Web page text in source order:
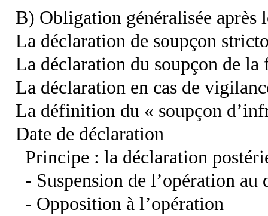
B) Obligation généralisée après
La déclaration de soupçon
La déclaration du soupçon de la
La déclaration en cas de
La définition du « soupçon
Date de déclaration
Principe : la déclaration
- Suspension de l’opération
- Opposition à l’opération